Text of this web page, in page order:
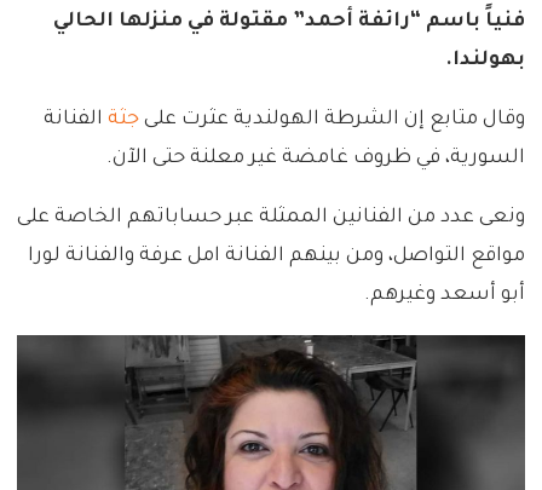
فنياً باسم “رائفة أحمد” مقتولة في منزلها الحالي
بهولندا.
وقال متابع إن الشرطة الهولندية عثرت على جثة الفنانة
السورية، في ظروف غامضة غير معلنة حتى الآن.
ونعى عدد من الفنانين الممثلة عبر حساباتهم الخاصة على
مواقع التواصل، ومن بينهم الفنانة امل عرفة والفنانة لورا
أبو أسعد وغيرهم.